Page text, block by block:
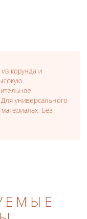
корунда и
универсального
Без